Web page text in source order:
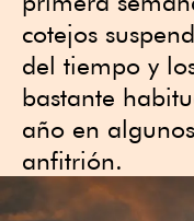
cotejos
del tiempo y
bastante
año en
anfitrión.